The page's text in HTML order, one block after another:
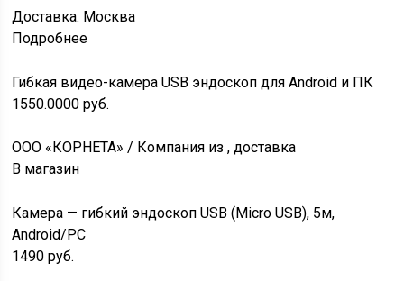
Доставка: Москва
Подробнее
Гибкая видео-камера USB эндоскоп для Android и ПК
1550.0000руб.
ООО «КОРНЕТА» / Компания из , доставка
В магазин
Камера — гибкий эндоскоп USB (Micro USB), 5м,
Android/PC
1490руб.